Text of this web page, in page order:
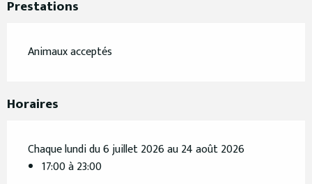
Prestations
Animaux acceptés
Horaires
Chaque lundi du 6 juillet 2026 au 24 août 2026
17:00 à 23:00